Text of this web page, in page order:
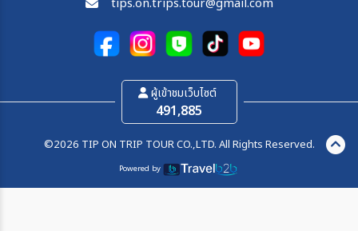
ผู้เข้าชมเว็บไซต์
491,885
©2026 TIP ON TRIP TOUR CO.,LTD. All Rights Reserved.
Powered by